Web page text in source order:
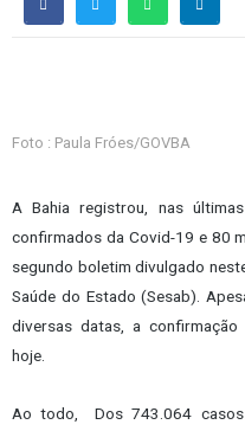
Foto : Paula Fróes/GOVBA
A Bahia registrou, nas
confirmados da Covid-19 e 80
segundo boletim divulgado
Saúde do Estado (Sesab).
diversas datas, a
hoje.
Ao todo, Dos 743.064